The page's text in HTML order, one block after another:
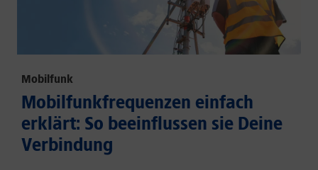
Mobilfunk
Mobilfunkfrequenzen einfach
erklärt: So beeinflussen sie Deine
Verbindung